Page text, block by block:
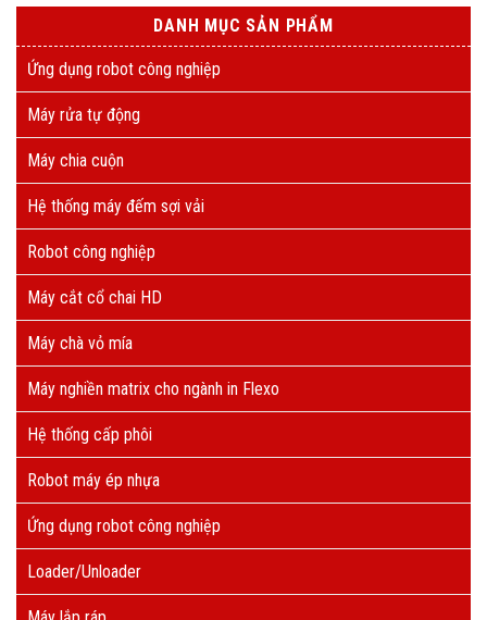
DANH MỤC SẢN PHẨM
Ứng dụng robot công nghiệp
Máy rửa tự động
Máy chia cuộn
Hệ thống máy đếm sợi vải
Robot công nghiệp
Máy cắt cổ chai HD
Máy chà vỏ mía
Máy nghiền matrix cho ngành in Flexo
Hệ thống cấp phôi
Robot máy ép nhựa
Ứng dụng robot công nghiệp
Loader/Unloader